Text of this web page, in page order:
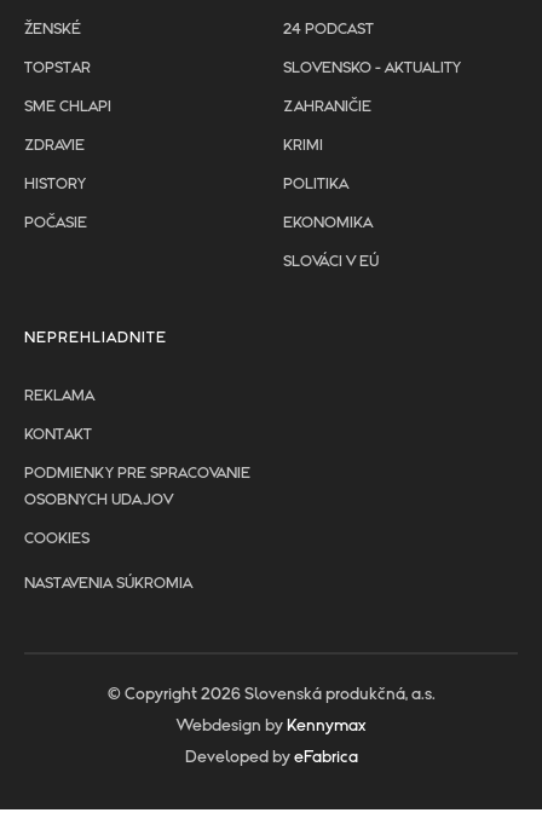
ŽENSKÉ
TOPSTAR
SME CHLAPI
ZDRAVIE
HISTORY
POČASIE
24 PODCAST
SLOVENSKO - AKTUALITY
ZAHRANIČIE
KRIMI
POLITIKA
EKONOMIKA
SLOVÁCI V EÚ
NEPREHLIADNITE
REKLAMA
KONTAKT
PODMIENKY PRE SPRACOVANIE
OSOBNYCH UDAJOV
COOKIES
NASTAVENIA SÚKROMIA
© Copyright 2026 Slovenská produkčná, a.s.
Webdesign by Kennymax
Developed by eFabrica